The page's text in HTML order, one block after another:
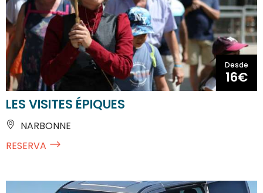
Desde
16€
LES VISITES ÉPIQUES
NARBONNE
RESERVA